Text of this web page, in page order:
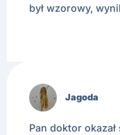
był wzorowy,
Jagoda
Pan doktor